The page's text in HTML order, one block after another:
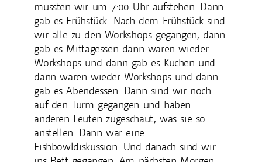
mussten wir um 7:00 Uhr aufstehen. Dann
gab es Frühstück. Nach dem Frühstück sind
wir alle zu den Workshops gegangen, dann
gab es Mittagessen dann waren wieder
Workshops und dann gab es Kuchen und
dann waren wieder Workshops und dann
gab es Abendessen. Dann sind wir noch
auf den Turm gegangen und haben
anderen Leuten zugeschaut, was sie so
anstellen. Dann war eine
Fishbowldiskussion. Und danach sind wir